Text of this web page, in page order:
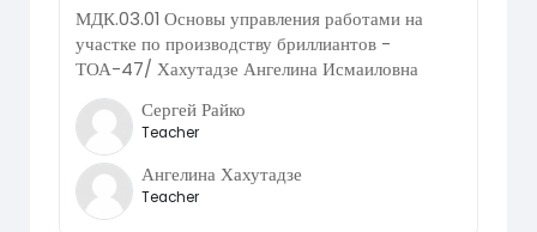
МДК.03.01 Основы управления работами на
участке по производству бриллиантов -
ТОА-47/ Хахутадзе Ангелина Исмаиловна
Сергей Райко
Teacher
Ангелина Хахутадзе
Teacher